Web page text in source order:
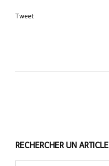
Tweet
RECHERCHER UN ARTICLE